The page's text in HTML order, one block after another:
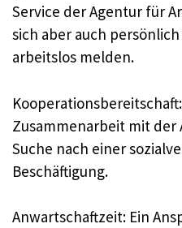
Service der Agentur für
sich aber auch
arbeitslos melden.
Zusammenarbeit mit
Suche nach einer
Beschäftigung.
Anwartschaftzeit: Ein